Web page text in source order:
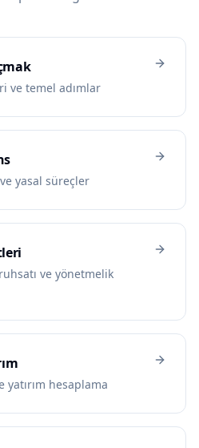
ve temel adımlar
yasal süreçler
ve yönetmelik
yatırım hesaplama